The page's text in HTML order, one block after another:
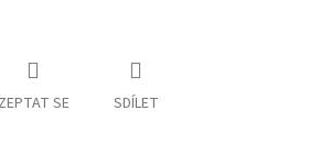
ZEPTAT SE SDÍLET